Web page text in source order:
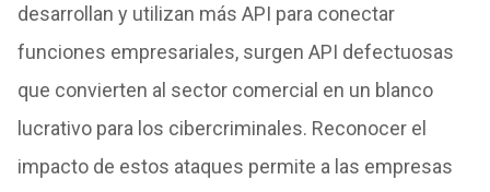
desarrollan y utilizan más API para conectar
funciones empresariales, surgen API defectuosas
que convierten al sector comercial en un blanco
lucrativo para los cibercriminales. Reconocer el
impacto de estos ataques permite a las empresas